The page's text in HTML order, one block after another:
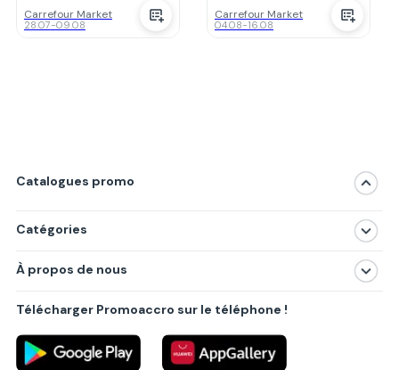
Carrefour Market
28.07-09.08
Carrefour Market
04.08-16.08
Catalogues promo
Catégories
Produits
Villes principales
À propos de nous
Politique de confidentialité
Règlements
Partenariat B2B
Télécharger Promoaccro sur le téléphone !